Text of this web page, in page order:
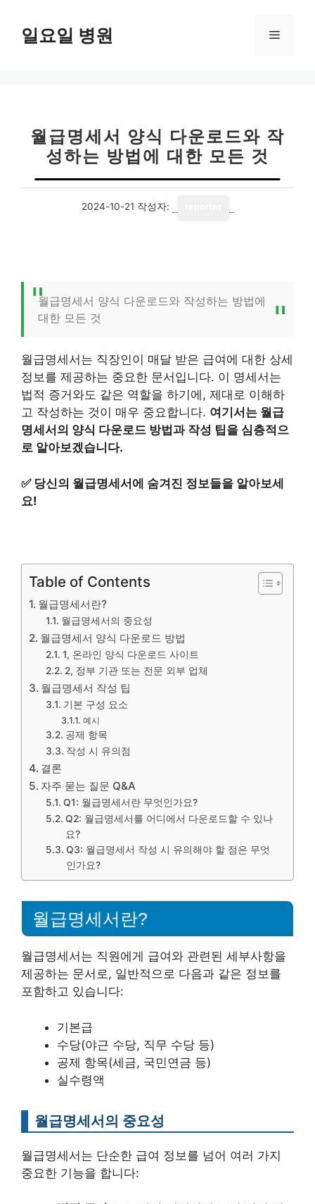
일요일 병원 메
월급명세서 양식 다운로드와 작
성하는 방법에 대한 모든 것
2024-10-21 작성자:
월급명세서 양식 다운로드와 작성하는 방법에
대한 모든 것
월급명세서는 직장인이 매달 받은 급여에 대한 상세
정보를 제공하는 중요한 문서입니다. 이 명세서는
법적 증거와도 같은 역할을 하기에, 제대로 이해하
고 작성하는 것이 매우 중요합니다. 여기서는 월급
명세서의 양식 다운로드 방법과 작성 팁을 심층적으
로 알아보겠습니다.
✅ 당신의 월급명세서에 숨겨진 정보들을 알아보세
요!
Table of Contents
월급명세서란?
월급명세서의 중요성
월급명세서 양식 다운로드 방법
1, 온라인 양식 다운로드 사이트
2, 정부 기관 또는 전문 외부 업체
월급명세서 작성 팁
기본 구성 요소
예시
공제 항목
작성 시 유의점
결론
자주 묻는 질문 Q&A
Q1: 월급명세서란 무엇인가요?
Q2: 월급명세서를 어디에서 다운로드할 수 있나
요?
Q3: 월급명세서 작성 시 유의해야 할 점은 무엇
인가요?
월급명세서란?
월급명세서는 직원에게 급여와 관련된 세부사항을
제공하는 문서로, 일반적으로 다음과 같은 정보를
포함하고 있습니다:
기본급
수당(야근 수당, 직무 수당 등)
공제 항목(세금, 국민연금 등)
실수령액
월급명세서의 중요성
월급명세서는 단순한 급여 정보를 넘어 여러 가지
중요한 기능을 합니다: